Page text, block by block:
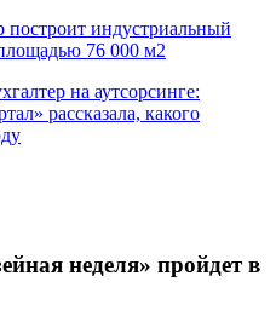
построит индустриальный
76 000 м2
на аутсорсинге:
рассказала, какого
неделя» пройдет в